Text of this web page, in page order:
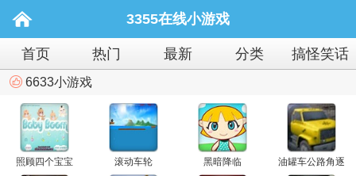
3355在线小游戏
首页 热门 最新 分类 搞怪笑话
6633小游戏
照顾四个宝宝 滚动车轮 黑暗降临 油罐车公路角逐